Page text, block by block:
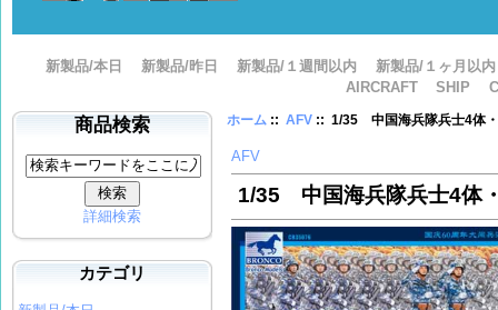
新製品/本日 新製品/昨日 新製品/１週間以内
新製品/１ヶ月以内
AIRCRAFT
SHIP
商品検索
詳細検索
カテゴリ
ホーム ::AFV :: 1/35 中国海兵隊兵士4体
AFV
1/35 中国海兵隊兵士4体